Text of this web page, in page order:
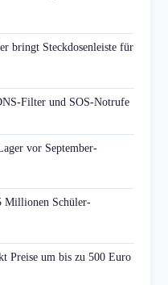
bringt Steckdosenleiste für
Filter und SOS-Notrufe
vor September-
Millionen Schüler-
Preise um bis zu 500 Euro